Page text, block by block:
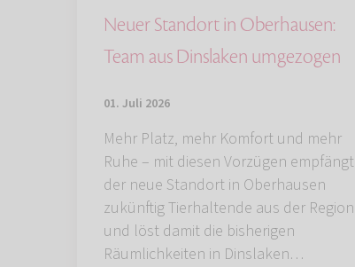
Neuer Standort in Oberhausen:
Team aus Dinslaken umgezogen
01. Juli 2026
Mehr Platz, mehr Komfort und mehr
Ruhe – mit diesen Vorzügen empfängt
der neue Standort in Oberhausen
zukünftig Tierhaltende aus der Region
und löst damit die bisherigen
Räumlichkeiten in Dinslaken…